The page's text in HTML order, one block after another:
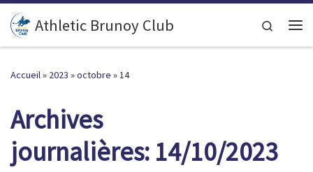
Passer au contenu
Athletic Brunoy Club Search
Accueil» 2023 »octobre »14
Archives
journalières: 14/10/2023